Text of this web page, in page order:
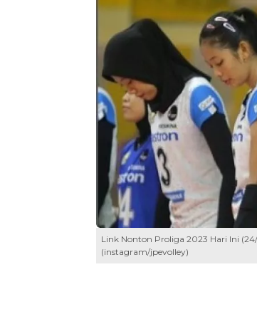
Link Nonton Proliga 2023 Hari Ini
(instagram/jpevolley)